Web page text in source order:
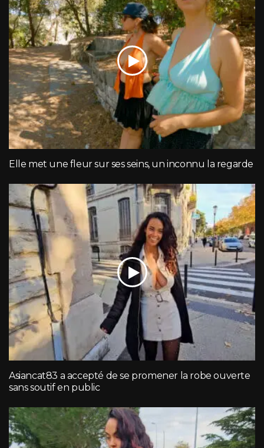
Elle met une fleur sur ses seins, un inconnu la regarde
Asiancat83 a accepté de se promener la robe ouverte
sans soutif en public